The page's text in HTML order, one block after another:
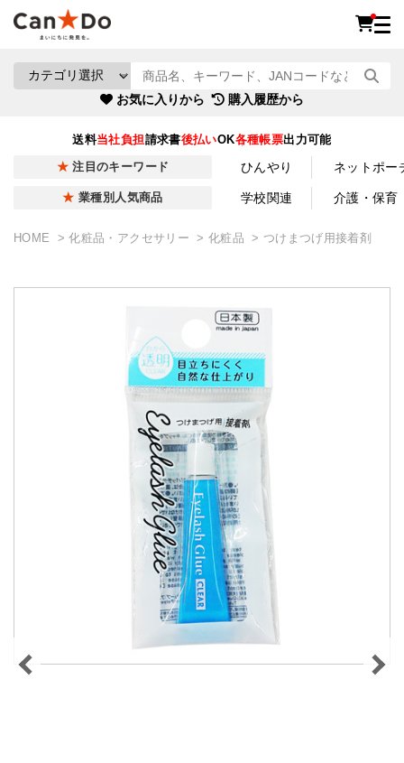
お気に入りから 購入履歴から
送料当社負担請求書後払いOK各種帳票出力可能
注目のキーワード ひんやり ネットポー
業種別人気商品 学校関連 介護・保育
HOME 化粧品・アクセサリー 化粧品 つけまつげ用接着剤